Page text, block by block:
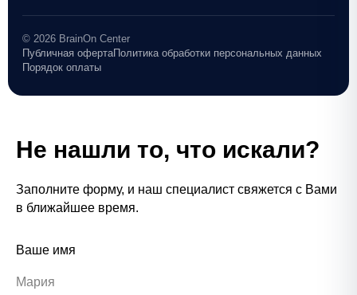
© 2026 BrainOn Center
Публичная офертаПолитика обработки персональных данных
Порядок оплаты
Не нашли то, что искали?
Заполните форму, и наш специалист свяжется с Вами
в ближайшее время.
Ваше имя